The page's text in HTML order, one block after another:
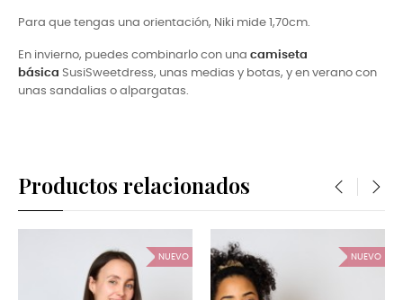
Para que tengas una orientación, Niki mide 1,70cm.
En invierno, puedes combinarlo con una camiseta
básica SusiSweetdress, unas medias y botas, y en verano con
unas sandalias o alpargatas.
Productos relacionados
NUEVO NUEVO